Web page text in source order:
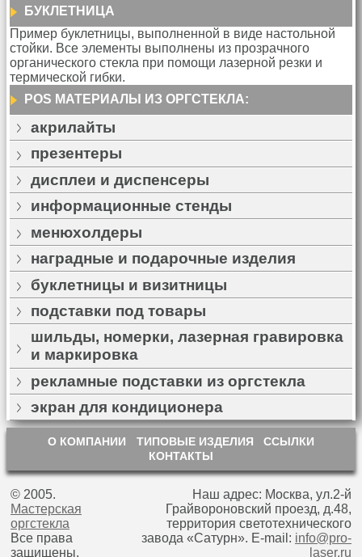
БУКЛЕТНИЦА
Пример буклетницы, выполненной в виде настольной
стойки. Все элементы выполнены из прозрачного
органического стекла при помощи лазерной резки и
термической гибки.
POS МАТЕРИАЛЫ ИЗ ОРГСТЕКЛА:
акрилайты
презентеры
дисплеи и диспенсеры
информационные стенды
менюхолдеры
наградные и подарочные изделия
буклетницы и визитницы
подставки под товары
шильды, номерки, лазерная гравировка
и маркировка
рекламные подставки из оргстекла
экран для кондиционера
О КОМПАНИИ ТИПОВЫЕ ИЗДЕЛИЯ
ССЫЛКИ
КОНТАКТЫ
© 2005.
Мастерская
оргстекла
Все права
защищены.
Наш адрес: Москва, ул.2-й
Грайвороновский проезд, д.48,
территория светотехнического
завода «Сатурн». E-mail: info@pro-
laser.ru